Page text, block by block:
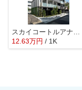
12.63万円 / 1K